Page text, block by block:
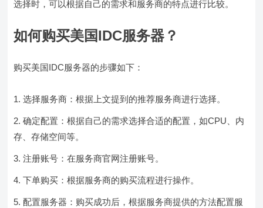
选择时，可以根据自己的需求和服务商的特点进行比较。
如何购买美国IDC服务器？
购买美国IDC服务器的步骤如下：
选择服务商：根据上文提到的推荐服务商进行选择。
确定配置：根据自己的需求选择合适的配置，如CPU、内
存、存储空间等。
注册账号：在服务商官网注册账号。
下单购买：根据服务商的购买流程进行操作。
配置服务器：购买成功后，根据服务商提供的方法配置服